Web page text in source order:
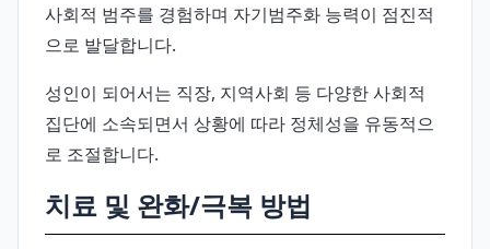
사회적 범주를 경험하며 자기범주화 능력이 점진적
으로 발달합니다.
성인이 되어서는 직장, 지역사회 등 다양한 사회적
집단에 소속되면서 상황에 따라 정체성을 유동적으
로 조절합니다.
치료 및 완화/극복 방법